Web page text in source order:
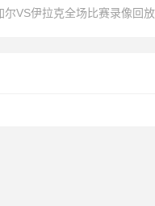
VS伊拉克全场比赛录像回放